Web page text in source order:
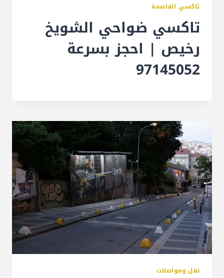
تاكسي العاصمة
تاكسي ضواحي الشويخ
رخيص | احجز بسرعة
97145052
نقل ومواصلات